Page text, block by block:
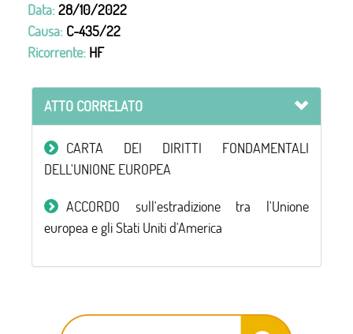
Data:28/10/2022
Causa: C-435/22
Ricorrente: HF
ATTO CORRELATO
CARTA DEI DIRITTI FONDAMENTALI
DELL'UNIONE EUROPEA
ACCORDO sull'estradizione tra l'Unione
europea e gli Stati Uniti d'America